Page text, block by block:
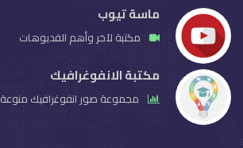
ماسة تيوب
مكتبة لآخر وأهم الفديوهات
مكتبة الانفوغرافيك
مجموعة صور انفوغرافيك منوعة